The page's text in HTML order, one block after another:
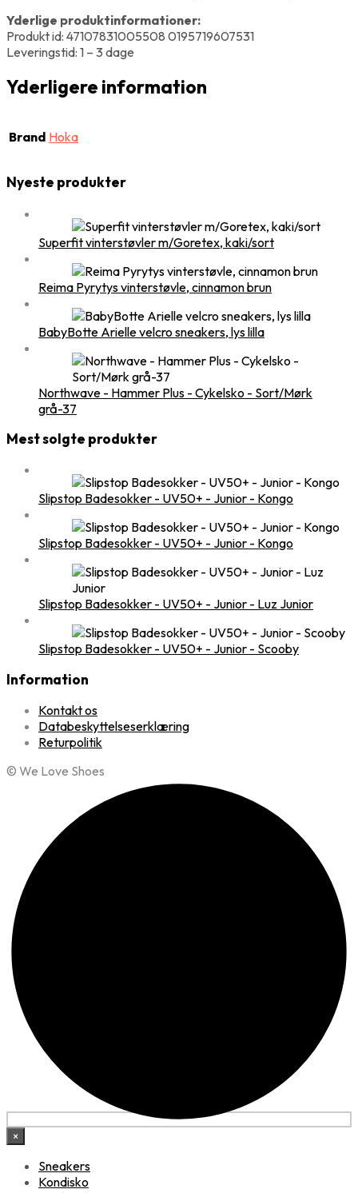
Yderlige produktinformationer:
Produkt id: 47107831005508 0195719607531
Leveringstid: 1 – 3 dage
Yderligere information
Brand Hoka
Nyeste produkter
Superfit vinterstøvler m/Goretex, kaki/sort
Reima Pyrytys vinterstøvle, cinnamon brun
BabyBotte Arielle velcro sneakers, lys lilla
Northwave - Hammer Plus - Cykelsko - Sort/Mørk
grå-37
Mest solgte produkter
Slipstop Badesokker - UV50+ - Junior - Kongo
Slipstop Badesokker - UV50+ - Junior - Kongo
Slipstop Badesokker - UV50+ - Junior - Luz Junior
Slipstop Badesokker - UV50+ - Junior - Scooby
Information
Kontakt os
Databeskyttelseserklæring
Returpolitik
© We Love Shoes
×
Sneakers
Kondisko